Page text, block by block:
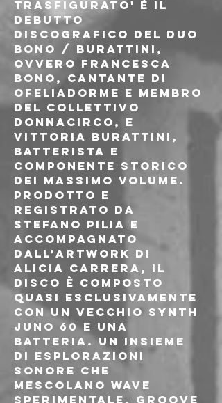
Trasfigurato' è il
debutto
discografico del duo
Bono / Burattini,
ovvero Francesca
Bono, cantante di
Ofeliadorme e membro
del collettivo
Donnacirco, e
Vittoria Burattini,
batterista e
componente storico
dei Massimo Volume.
Prodotto e
registrato da
Stefano Pilia e
accompagnato
dall’artwork di
Alicia Carrera, il
disco è composto
quasi esclusivamente
con un vecchio synth
Juno 60 e una
batteria. Un insieme
di esplorazioni
sonore che
mescolano wave
sperimentale, groove